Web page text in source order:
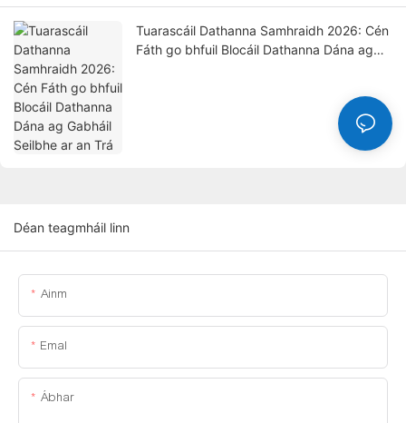
Tuarascáil Dathanna Samhraidh 2026: Cén
Fáth go bhfuil Blocáil Dathanna Dána ag
Déan teagmháil linn
Ainm
Emal
Ábhar